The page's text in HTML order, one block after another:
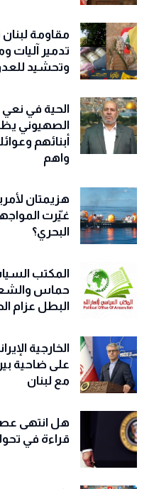
مقاومة
تدمير آليات
وتحشيد
الحية في نعي
الصهيوني
أبنائهم
واهم
هزيمتان
غيّرت
البحري؟
المكتب
حماس
البطل عزام
الخارجية
على ضاحية
مع لبنان
هل انتهى عصر
قراءة في